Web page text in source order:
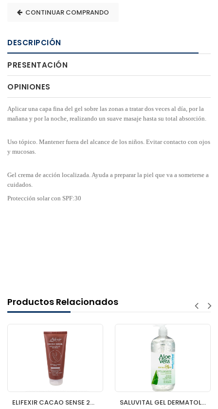
CONTINUAR COMPRANDO
DESCRIPCIÓN
PRESENTACIÓN
OPINIONES
Aplicar una capa fina del gel sobre las zonas a tratar dos veces al día, por la
mañana y por la noche, realizando un suave masaje hasta su total absorción.
Uso tópico. Mantener fuera del alcance de los niños. Evitar contacto con ojos
y mucosas.
Gel crema de acción localizada. Ayuda a preparar la piel que va a someterse a
cuidados.
Protección solar con SPF:30
Productos Relacionados
ELIFEXIR CACAO SENSE 200 ML EXFOLIANTE SALUVITAL GEL DERMATOLOGICO ALOE VERA 525 ML